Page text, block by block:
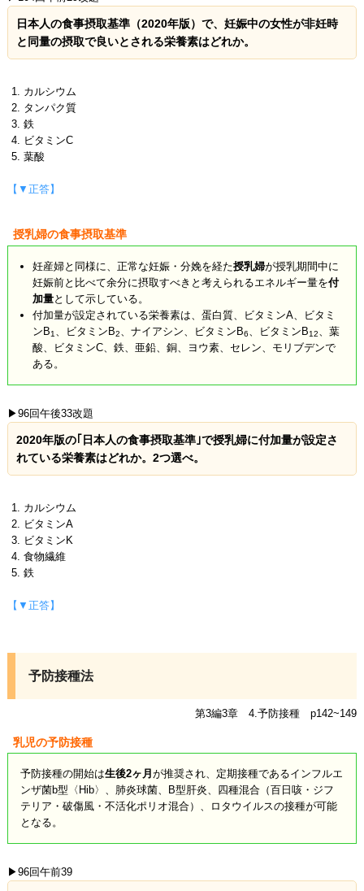
日本人の食事摂取基準（2020年版）で、妊娠中の女性が非妊時
と同量の摂取で良いとされる栄養素はどれか。
カルシウム
タンパク質
鉄
ビタミンC
葉酸
【▼正答】
授乳婦の食事摂取基準
妊産婦と同様に、正常な妊娠・分娩を経た授乳婦が授乳期間中に
妊娠前と比べて余分に摂取すべきと考えられるエネルギー量を付
加量として示している。
付加量が設定されている栄養素は、蛋白質、ビタミンA、ビタミ
ンB1 、ビタミンB2 、ナイアシン、ビタミンB6 、ビタミンB12
、葉
酸、ビタミンC、鉄、亜鉛、銅、ヨウ素、セレン、モリブデンで
ある。
▶96回午後33改題
2020年版の｢日本人の食事摂取基準｣で授乳婦に付加量が設定さ
れている栄養素はどれか。2つ選べ。
カルシウム
ビタミンA
ビタミンK
食物繊維
鉄
【▼正答】
予防接種法
第3編3章 4.予防接種 p142~149
乳児の予防接種
予防接種の開始は生後2ヶ月 が推奨され、定期接種であるインフルエ
ンザ菌b型〈Hib〉、肺炎球菌、B型肝炎、四種混合（百日咳・ジフ
テリア・破傷風・不活化ポリオ混合）、ロタウイルスの接種が可能
となる。
▶96回午前39